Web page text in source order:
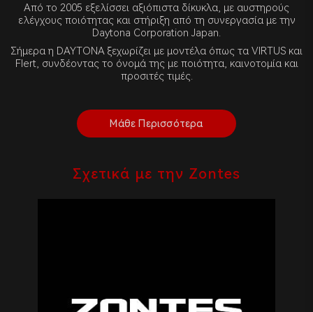
Από το 2005 εξελίσσει αξιόπιστα δίκυκλα, με αυστηρούς
ελέγχους ποιότητας και στήριξη από τη συνεργασία με την
Daytona Corporation Japan.
Σήμερα η DAYTONA ξεχωρίζει με μοντέλα όπως τα VIRTUS και
Flert, συνδέοντας το όνομά της με ποιότητα, καινοτομία και
προσιτές τιμές.
Μάθε Περισσότερα
Σχετικά με την Zontes